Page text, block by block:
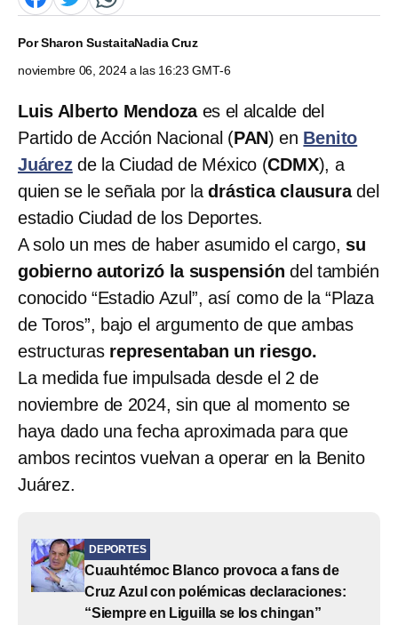
PorSharon SustaitaNadia Cruz
noviembre 06, 2024 a las 16:23 GMT-6
Luis Alberto Mendozaes el alcalde del
Partido de Acción Nacional (PAN) en Benito
Juárezde la Ciudad de México (CDMX), a
quien se le señala por la drástica clausuradel
estadio Ciudad de los Deportes.
A solo un mes de haber asumido el cargo, su
gobierno autorizó la suspensión del también
conocido “Estadio Azul”, así como de la “Plaza
de Toros”, bajo el argumento de que ambas
estructuras representaban un riesgo.
La medida fue impulsada desde el 2 de
noviembre de 2024, sin que al momento se
haya dado una fecha aproximada para que
ambos recintos vuelvan a operar en la Benito
Juárez.
DEPORTES
Cuauhtémoc Blanco provoca a fans de
Cruz Azul con polémicas declaraciones:
“Siempre en Liguilla se los chingan”